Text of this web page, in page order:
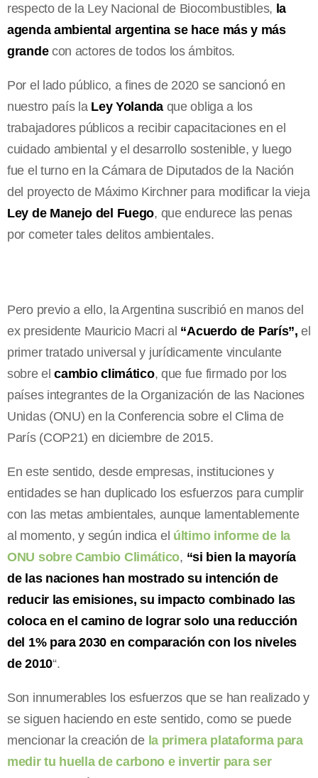
respecto de la Ley Nacional de Biocombustibles, la
agenda ambiental argentina se hace más y más
grandecon actores de todos los ámbitos.
Por el lado público, a fines de 2020 se sancionó en
nuestro país la Ley Yolandaque obliga a los
trabajadores públicos a recibir capacitaciones en el
cuidado ambiental y el desarrollo sostenible, y luego
fue el turno en la Cámara de Diputados de la Nación
del proyecto de Máximo Kirchner para modificar la vieja
Ley de Manejo del Fuego, que endurece las penas
por cometer tales delitos ambientales.
Pero previo a ello, la Argentina suscribió en manos del
ex presidente Mauricio Macri al “Acuerdo de París”, el
primer tratado universal y jurídicamente vinculante
sobre elcambio climático, que fue firmado por los
países integrantes de la Organización de las Naciones
Unidas (ONU) en la Conferencia sobre el Clima de
París (COP21) en diciembre de 2015.
En este sentido, desde empresas, instituciones y
entidades se han duplicado los esfuerzos para cumplir
con las metas ambientales, aunque lamentablemente
al momento, y según indica el último informe de la
ONU sobre Cambio Climático, “si bien la mayoría
de las naciones han mostrado su intención de
reducir las emisiones, su impacto combinado las
coloca en el camino de lograr solo una reducción
del 1% para 2030 en comparación con los niveles
de 2010“.
Son innumerables los esfuerzos que se han realizado y
se siguen haciendo en este sentido, como se puede
mencionar la creación dela primera plataforma para
medir tu huella de carbono e invertir para ser